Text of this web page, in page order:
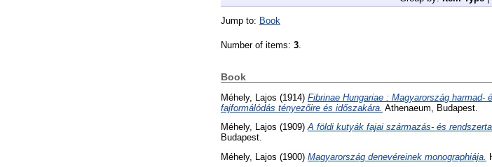
Jump to: Book
Number of items: 3
Book
Méhely, Lajos (1914) Fibrinae Hungariae : Magyarország
fajformálódás tényezőire és időszakára. Athenaeum, Budapest.
Méhely, Lajos (1909)A földi kutyák fajai származás- és
Budapest.
Méhely, Lajos (1900) Magyarország denevéreinek monographiája.